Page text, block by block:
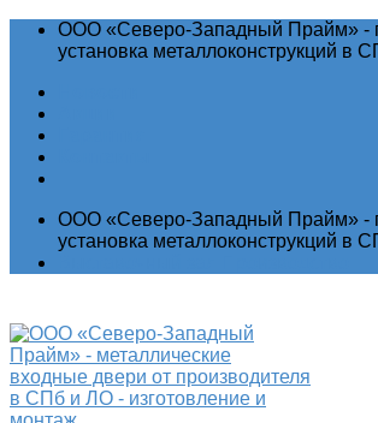
ООО «Северо-Западный Прайм» -
установка металлоконструкций в
ООО «Северо-Западный Прайм» -
установка металлоконструкций в